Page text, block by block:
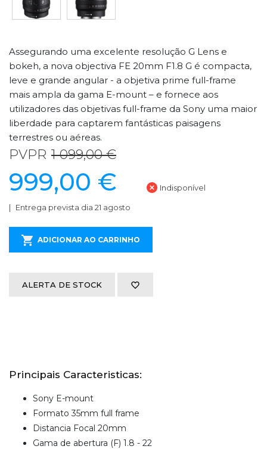
Assegurando uma excelente resolução G Lens e
bokeh, a nova objectiva FE 20mm F1.8 G é compacta,
leve e grande angular - a objetiva prime full-frame
mais ampla da gama E-mount – e fornece aos
utilizadores das objetivas full-frame da Sony uma maior
liberdade para captarem fantásticas paisagens
terrestres ou aéreas.
PVPR 1 099,00 €
999,00 € Indisponível
Entrega prevista dia 21 agosto
ADICIONAR AO CARRINHO
ALERTA DE STOCK
Principais Caracteristicas:
Sony E-mount
Formato 35mm full frame
Distancia Focal 20mm
Gama de abertura (F) 1.8 - 22